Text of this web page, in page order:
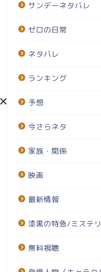
サンデーネタバレ
ゼロの日常
ネタバレ
ランキング
予想
今さらネタ
家族・関係
映画
最新情報
漆黒の特急/ミステ
無料視聴